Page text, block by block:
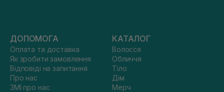
ДОПОМОГА
Оплата та доставка
Як зробити замовлення
Відповіді на запитання
Про нас
ЗМІ про нас
КАТАЛОГ
Волосся
Обличчя
Тіло
Дім
Мерч